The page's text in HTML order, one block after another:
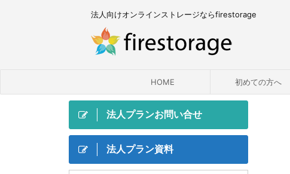
法人向けオンラインストレージならfirestorage
HOME 初めての方へ
法人プランお問い合せ
法人プラン資料